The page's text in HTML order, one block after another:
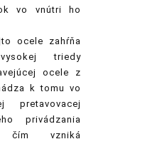
vo vnútri ho
ocele zahŕňa
triedy
ocele z
k tomu vo
pretavovacej
privádzania
čím vzniká